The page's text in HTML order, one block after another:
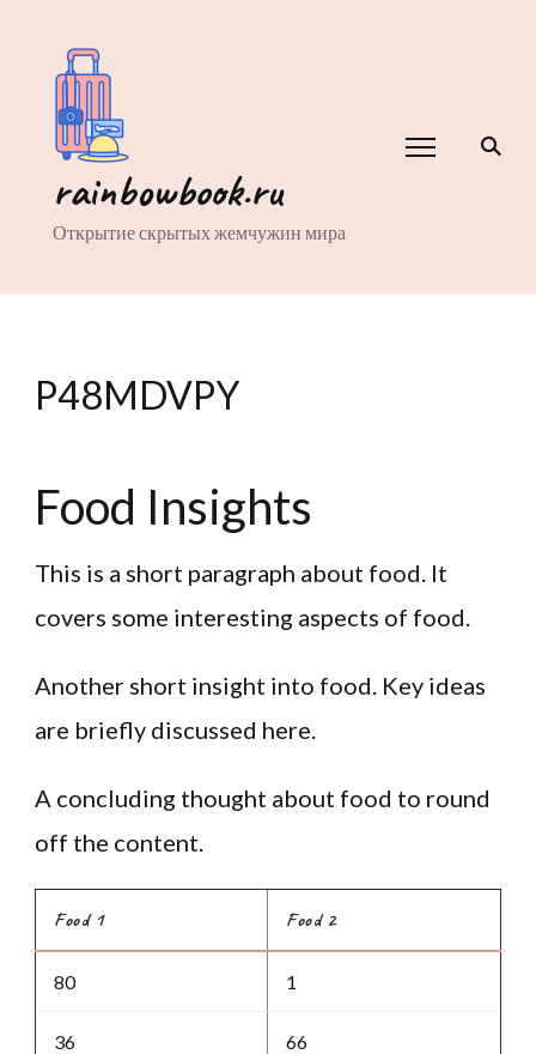
rainbowbook.ru
Открытие скрытых жемчужин мира
P48MDVPY
Food Insights
This is a short paragraph about food. It
covers some interesting aspects of food.
Another short insight into food. Key ideas
are briefly discussed here.
A concluding thought about food to round
off the content.
Food 1 Food 2
80 1
36 66